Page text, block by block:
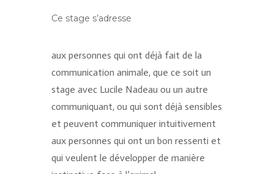
Ce stage s’adresse
aux personnes qui ont déjà fait de la
communication animale, que ce soit un
stage avec Lucile Nadeau ou un autre
communiquant, ou qui sont déjà sensibles
et peuvent communiquer intuitivement
aux personnes qui ont un bon ressenti et
qui veulent le développer de manière